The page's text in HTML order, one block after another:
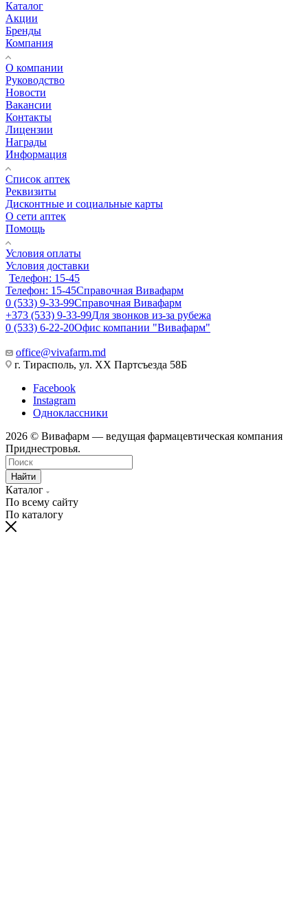
Каталог
Акции
Бренды
Компания
О компании
Руководство
Новости
Вакансии
Контакты
Лицензии
Награды
Информация
Список аптек
Реквизиты
Дисконтные и социальные карты
О сети аптек
Помощь
Условия оплаты
Условия доставки
Телефон: 15-45
Телефон: 15-45Справочная Вивафарм
0 (533) 9-33-99Справочная Вивафарм
+373 (533) 9-33-99Для звонков из-за рубежа
0 (533) 6-22-20Офис компании "Вивафарм"
office@vivafarm.md
г. Тирасполь, ул. ХХ Партсъезда 58Б
Facebook
Instagram
Одноклассники
2026 © Вивафарм — ведущая фармацевтическая компания
Приднестровья.
Найти
Каталог
По всему сайту
По каталогу